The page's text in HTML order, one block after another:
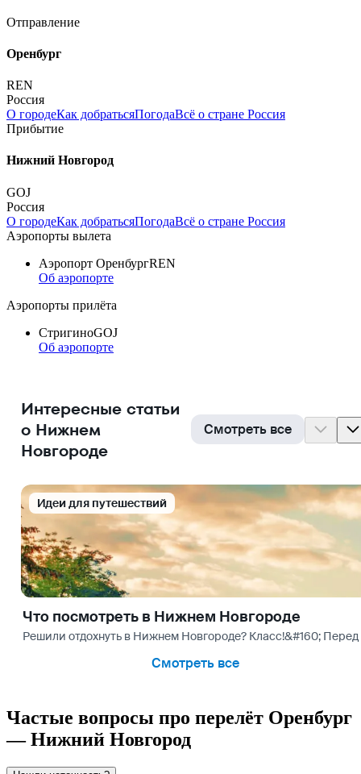
Отправление
Оренбург
REN
Россия
О городеКак добратьсяПогодаВсё о стране Россия
Прибытие
Нижний Новгород
GOJ
Россия
О городеКак добратьсяПогодаВсё о стране Россия
Аэропорты вылета
Аэропорт ОренбургREN
Об аэропорте
Аэропорты прилёта
СтригиноGOJ
Об аэропорте
Интересные статьи
о Нижнем
Новгороде
Смотреть все
Идеи для путешествий
Что посмотреть в Нижнем Новгороде
Решили отдохнуть в Нижнем Новгороде? Класс!&#160;
Смотреть все
Частые вопросы про перелёт Оренбург
— Нижний Новгород